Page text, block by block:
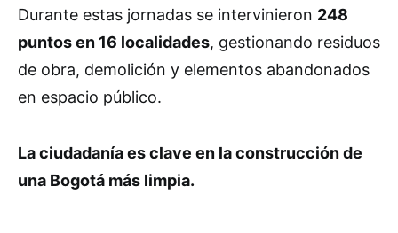
Durante estas jornadas se intervinieron 248
puntos en 16 localidades, gestionando residuos
de obra, demolición y elementos abandonados
en espacio público.
La ciudadanía es clave en la construcción de
una Bogotá más limpia.